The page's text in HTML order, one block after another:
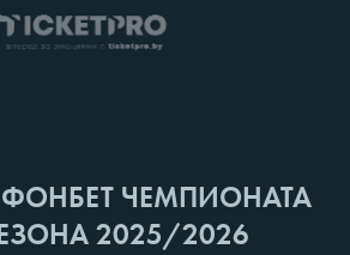
ЧЕМПИОНАТА
2025/2026